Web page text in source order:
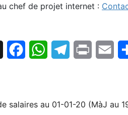
chef de projet internet :
FacebookWhatsAppTelegram
Print
salaires au 01-01-20 (MàJ au